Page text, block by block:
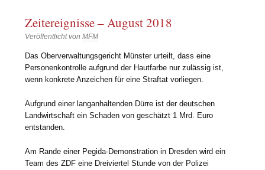
Zeitereignisse – August 2018
Veröffentlicht vonMFM
Das Oberverwaltungsgericht Münster urteilt, dass eine
Personenkontrolle aufgrund der Hautfarbe nur zulässig ist,
wenn konkrete Anzeichen für eine Straftat vorliegen.
Aufgrund einer langanhaltenden Dürre ist der deutschen
Landwirtschaft ein Schaden von geschätzt 1 Mrd. Euro
entstanden.
Am Rande einer Pegida-Demonstration in Dresden wird ein
Team des ZDF eine Dreiviertel Stunde von der Polizei